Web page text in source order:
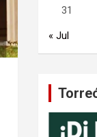
31
« Jul